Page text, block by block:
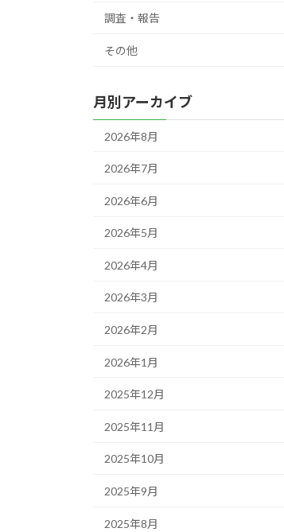
調査・報告
その他
月別アーカイブ
2026年8月
2026年7月
2026年6月
2026年5月
2026年4月
2026年3月
2026年2月
2026年1月
2025年12月
2025年11月
2025年10月
2025年9月
2025年8月